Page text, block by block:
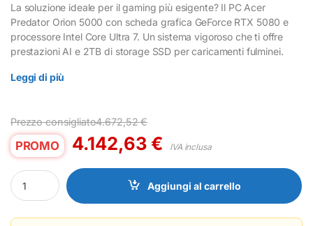
La soluzione ideale per il gaming più esigente? Il PC Acer
Predator Orion 5000 con scheda grafica GeForce RTX 5080 e
processore Intel Core Ultra 7. Un sistema vigoroso che ti offre
prestazioni AI e 2TB di storage SSD per caricamenti fulminei.
Leggi di più
Prezzo consigliato4.672,52€
PROMO 4.142,63€ IVA inclusa
PC Gaming Acer Predator Orion 5000 RTX 5080 Intel Core Ultra
Aggiungi al carrello